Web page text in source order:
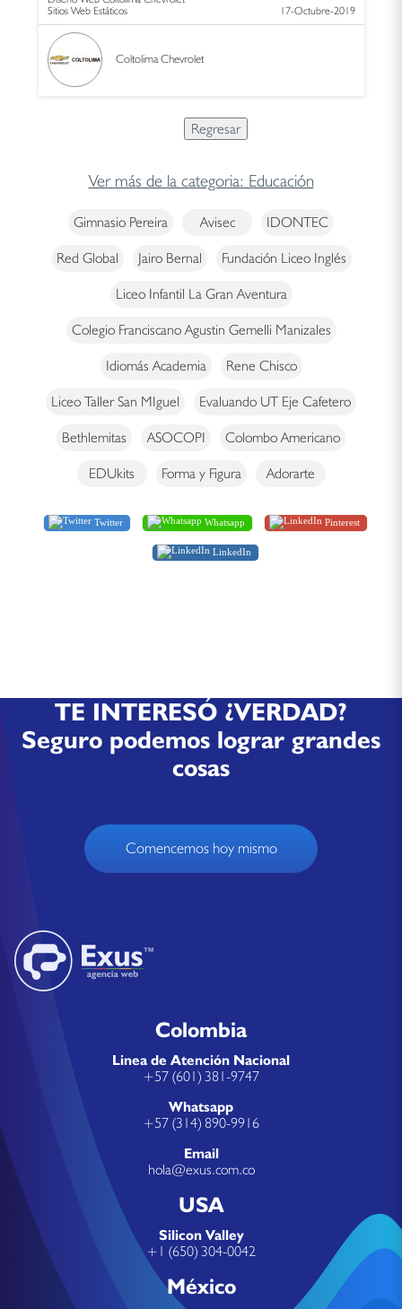
Sitios Web Estáticos
17-Octubre-2019
Coltolima Chevrolet
Ver más de la categoria: Educación
Gimnasio Pereira Avisec IDONTEC
Red Global Jairo Bernal Fundación Liceo Inglés
Liceo Infantil La Gran Aventura
Colegio Franciscano Agustin Gemelli Manizales
Idiomás Academia Rene Chisco
Liceo Taller San MIguel Evaluando UT Eje Cafetero
Bethlemitas ASOCOPI Colombo Americano
EDUkits Forma y Figura Adorarte
Twitter Whatsapp Pinterest
LinkedIn
TE INTERESÓ ¿VERDAD?
Seguro podemos lograr grandes
cosas
Comencemos hoy mismo
Colombia
Linea de Atención Nacional
+57 (601) 381-9747
Whatsapp
+57 (314) 890-9916
Email
hola@exus.com.co
USA
Silicon Valley
+1 (650) 304-0042
México